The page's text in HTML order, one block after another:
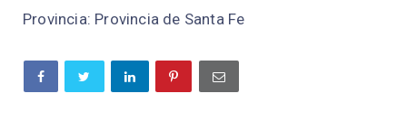
Provincia: Provincia de Santa Fe